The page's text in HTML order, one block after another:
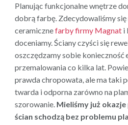
Planując funkcjonalne wnętrze
dobrą farbę. Zdecydowaliśmy się
ceramicznefarby firmy Magnat i
doceniamy. Ściany czyści się
oszczędzamy sobie konieczność
przemalowania co kilka lat.
prawda chropowata, ale ma taki
twarda i odporna zarówno na
szorowanie. Mieliśmy już
ścian schodzą bez problemu